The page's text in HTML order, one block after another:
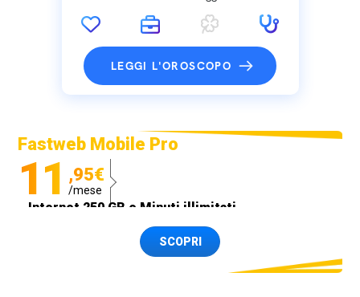
LEGGI L'OROSCOPO
Fastweb Mobile Pro
11 ,95€
/mese
Internet 250 GB e Minuti illimitati
Spedizione SIM GRATISSCOPRI